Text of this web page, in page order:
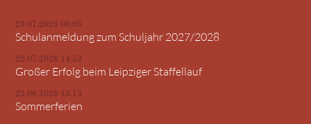
23.07.2026 08:05
Schulanmeldung zum Schuljahr 2027/2028
22.07.2026 14:52
Großer Erfolg beim Leipziger Staffellauf
23.06.2026 13:15
Sommerferien